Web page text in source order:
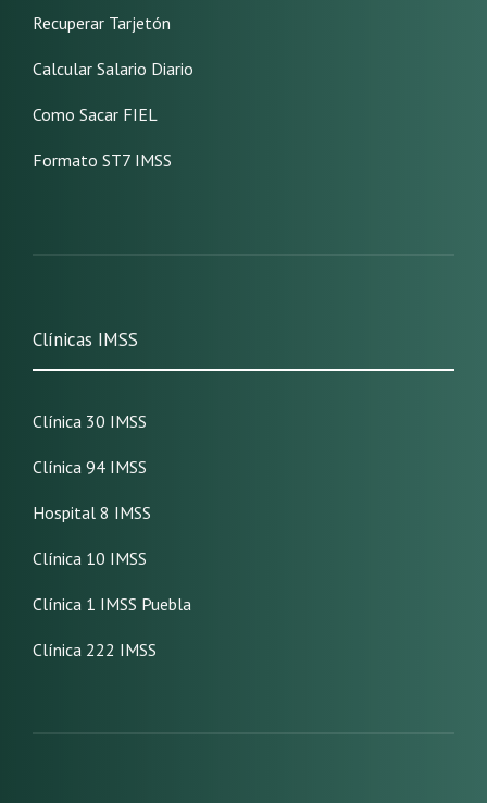
Recuperar Tarjetón
Calcular Salario Diario
Como Sacar FIEL
Formato ST7 IMSS
Clínicas IMSS
Clínica 30 IMSS
Clínica 94 IMSS
Hospital 8 IMSS
Clínica 10 IMSS
Clínica 1 IMSS Puebla
Clínica 222 IMSS